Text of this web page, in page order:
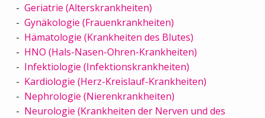
Geriatrie (Alterskrankheiten)
Gynäkologie (Frauenkrankheiten)
Hämatologie (Krankheiten des Blutes)
HNO (Hals-Nasen-Ohren-Krankheiten)
Infektiologie (Infektionskrankheiten)
Kardiologie (Herz-Kreislauf-Krankheiten)
Nephrologie (Nierenkrankheiten)
Neurologie (Krankheiten der Nerven und des